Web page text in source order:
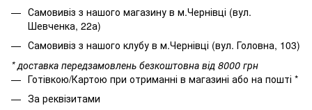
Самовивіз з нашого магазину в м.Чернівці (вул.
Шевченка, 22а)
Самовивіз з нашого клубу в м.Чернівці (вул. Головна, 103)
* доставка передзамовлень безкоштовна від 8000 грн
Готівкою/Картою при отриманні в магазині або на пошті *
За реквізитами